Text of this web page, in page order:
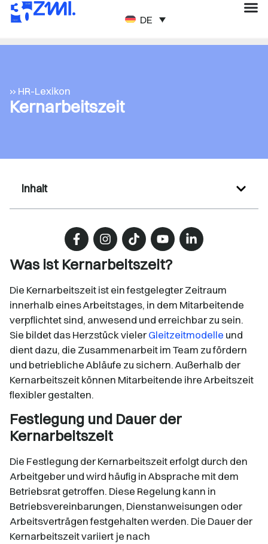
DEUTSCH
» HR-Lexikon
Kernarbeitszeit
Inhalt
Was ist Kernarbeitszeit?​
Die Kernarbeitszeit ist ein festgelegter Zeitraum
innerhalb eines Arbeitstages, in dem Mitarbeitende
verpflichtet sind, anwesend und erreichbar zu sein.
Sie bildet das Herzstück vielerGleitzeitmodelle und
dient dazu, die Zusammenarbeit im Team zu fördern
und betriebliche Abläufe zu sichern. Außerhalb der
Kernarbeitszeit können Mitarbeitende ihre Arbeitszeit
flexibler gestalten.​
Festlegung und Dauer der
Kernarbeitszeit
Die Festlegung der Kernarbeitszeit erfolgt durch den
Arbeitgeber und wird häufig in Absprache mit dem
Betriebsrat getroffen. Diese Regelung kann in
Betriebsvereinbarungen, Dienstanweisungen oder
Arbeitsverträgen festgehalten werden. Die Dauer der
Kernarbeitszeit variiert je nach